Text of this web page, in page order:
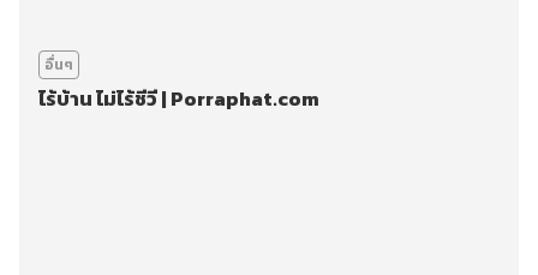
อื่นๆ
ไร้บ้าน ไม่ไร้ชีวี | Porraphat.com